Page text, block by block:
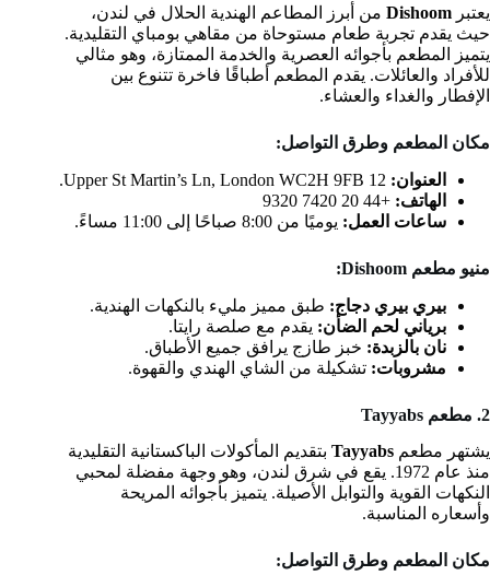
يعتبر Dishoom من أبرز المطاعم الهندية الحلال في لندن،
حيث يقدم تجربة طعام مستوحاة من مقاهي بومباي التقليدية.
يتميز المطعم بأجوائه العصرية والخدمة الممتازة، وهو مثالي
للأفراد والعائلات. يقدم المطعم أطباقًا فاخرة تتنوع بين
الإفطار والغداء والعشاء.
مكان المطعم وطرق التواصل:
العنوان:
الهاتف: +44 20 7420 9320
ساعات العمل: يوميًا من 8:00 صباحًا إلى 11:00 مساءً.
منيو مطعم Dishoom:
بيري بيري دجاج: طبق مميز مليء بالنكهات الهندية.
برياني لحم الضأن: يقدم مع صلصة رايتا.
نان بالزبدة: خبز طازج يرافق جميع الأطباق.
مشروبات: تشكيلة من الشاي الهندي والقهوة.
2. مطعم Tayyabs
يشتهر مطعم Tayyabs بتقديم المأكولات الباكستانية التقليدية
منذ عام 1972. يقع في شرق لندن، وهو وجهة مفضلة لمحبي
النكهات القوية والتوابل الأصيلة. يتميز بأجوائه المريحة
وأسعاره المناسبة.
مكان المطعم وطرق التواصل: